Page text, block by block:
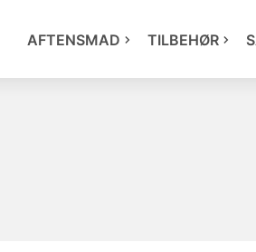
AFTENSMAD TILBEHØR